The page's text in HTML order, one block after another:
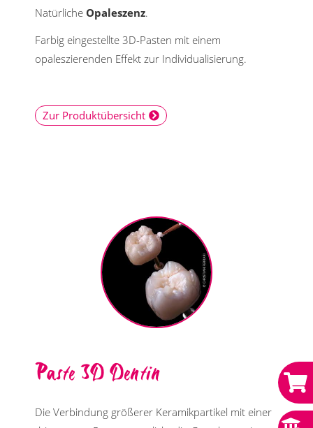
Natürliche Opaleszenz.
Farbig eingestellte 3D-Pasten mit einem
opaleszierenden Effekt zur Individualisierung.
Zur Produktübersicht
Paste 3D Dentin
Die Verbindung größerer Keramikpartikel mit einer